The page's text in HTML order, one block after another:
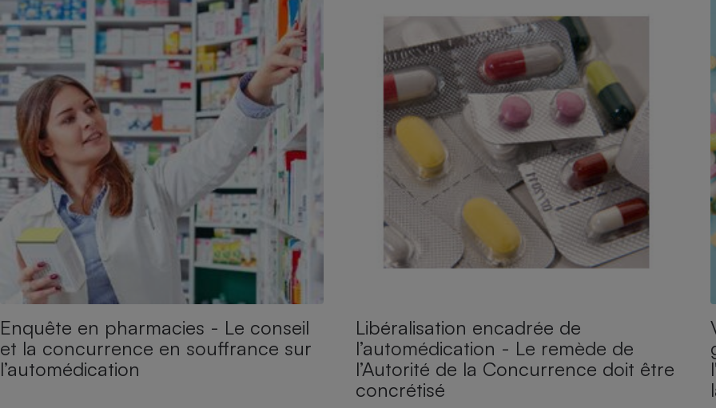
Enquête en pharmacies - Le conseil
et la concurrence en souffrance sur
l’automédication
Libéralisation encadrée de
l’automédication - Le remède de
l’Autorité de la Concurrence doit être
concrétisé